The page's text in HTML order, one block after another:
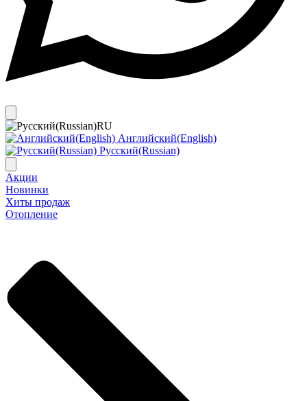
RU
Английский(English)
Русский(Russian)
Акции
Новинки
Хиты продаж
Отопление